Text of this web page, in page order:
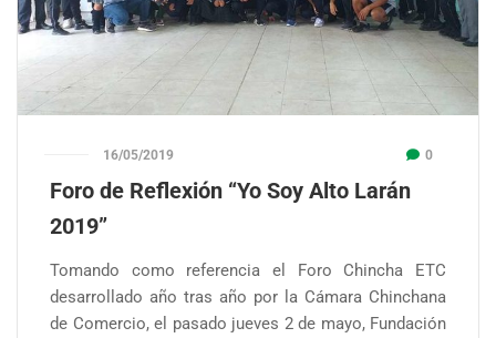
16/05/2019 0
Foro de Reflexión “Yo Soy Alto Larán
2019”
Tomando como referencia el Foro Chincha ETC
desarrollado año tras año por la Cámara Chinchana
de Comercio, el pasado jueves 2 de mayo, Fundación